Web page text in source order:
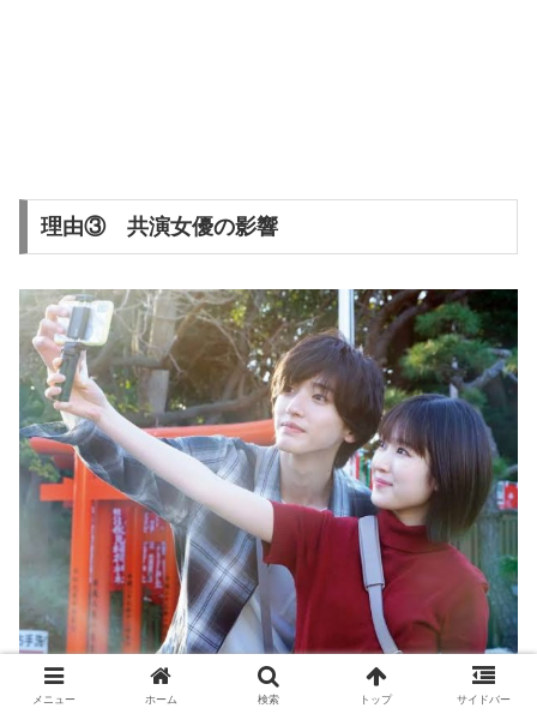
理由③ 共演女優の影響
道枝駿佑と福本莉子
メニュー ホーム 検索 トップ サイドバー